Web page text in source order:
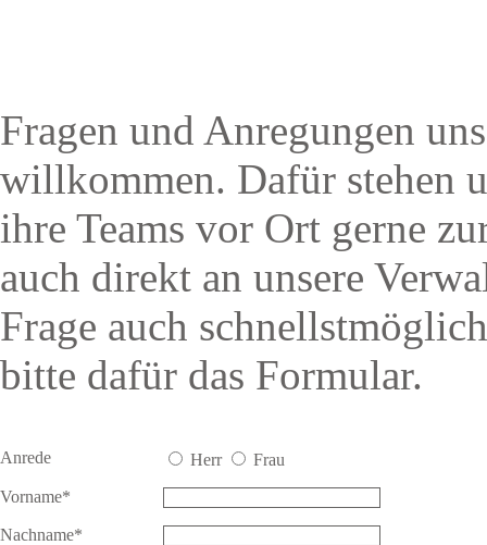
Fragen und Anregungen
willkommen. Dafür stehen
ihre Teams vor Ort gerne
auch direkt an unsere
Frage auch
bitte dafür das Formular.
Anrede Herr
Frau
Vorname*
Nachname*